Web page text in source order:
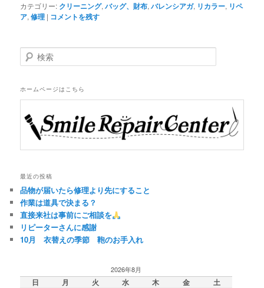
カテゴリー: クリーニング,バッグ、財布,バレンシアガ, リカラー, リペ
ア,修理 | コメントを残す
検
索
ホームページはこちら
最近の投稿
品物が届いたら修理より先にすること
作業は道具で決まる？
直接来社は事前にご相談を
リピーターさんに感謝
10月 衣替えの季節 鞄のお手入れ
2026年8月
日 月 火 水 木 金 土